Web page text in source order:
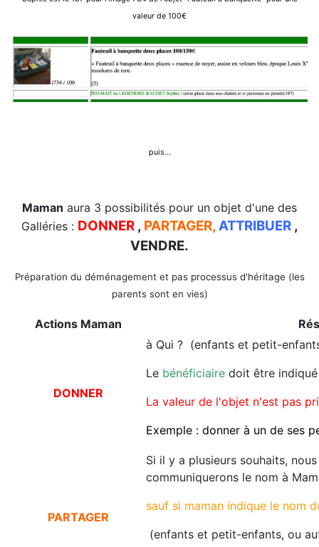
valeur de 100€
puis...
Maman aura 3 possibilités pour un objet d'une des
Galléries : DONNER, PARTAGER,ATTRIBUER ,
VENDRE.
Préparation du déménagement et pas processus d'héritage (les
parents sont en vies)
Actions Maman
DONNER
à Qui ? (enfants et petit-
Le bénéficiaire doit être
La valeur de l'objet n'est pas
Exemple : donner à un de ses
PARTAGER
Si il y a plusieurs souhaits,
communiquerons le nom à
sauf si maman indique le nom
(enfants et petit-enfants, ou